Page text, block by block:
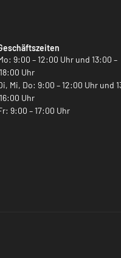
9:00 – 12:00 Uhr und 13:00 –
18:00 Uhr
Mi, Do: 9:00 – 12:00 Uhr und
16:00 Uhr
9:00 – 17:00 Uhr